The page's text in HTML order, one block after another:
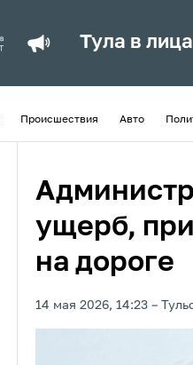
Тула в
Происшествия Авто
ущерб,
на дороге
14 мая 2026, 14:23